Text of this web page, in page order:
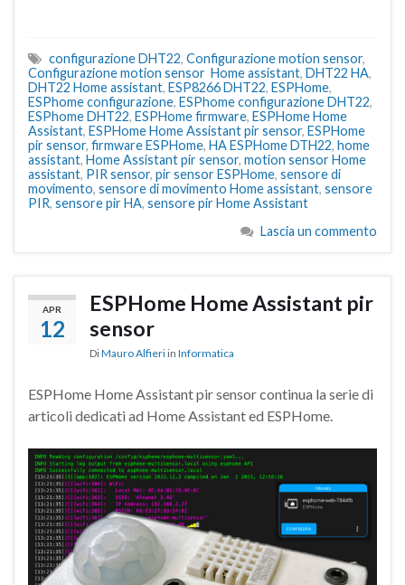
configurazione DHT22, Configurazione motion sensor,
Configurazione motion sensor Home assistant, DHT22 HA,
DHT22 Home assistant, ESP8266 DHT22, ESPHome,
ESPhome configurazione, ESPhome configurazione DHT22,
ESPhome DHT22, ESPHome firmware, ESPHome Home
Assistant, ESPHome Home Assistant pir sensor, ESPHome
pir sensor, firmware ESPHome, HA ESPHome DTH22, home
assistant, Home Assistant pir sensor, motion sensor Home
assistant, PIR sensor, pir sensor ESPHome, sensore di
movimento, sensore di movimento Home assistant, sensore
PIR, sensore pir HA, sensore pir Home Assistant
Lascia un commento
APR
12
ESPHome Home Assistant pir
sensor
DiMauro Alfieri in Informatica
ESPHome Home Assistant pir sensor continua la serie di
articoli dedicati ad Home Assistant ed ESPHome.